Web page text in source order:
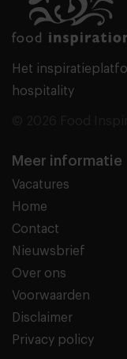
Het
hospitality
Meer informatie
Vacatures
Home
Contact
Nieuwsbrief
Over ons
Voorwaarden
Disclaimer
Privacy policy